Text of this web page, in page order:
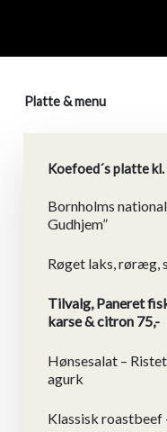
Platte & menu
Koefoed´s platte
Bornholms
Gudhjem”
Røget laks, røræg,
Tilvalg, Paneret
karse & citron 75,-
Hønsesalat –
agurk
Klassisk roastbeef